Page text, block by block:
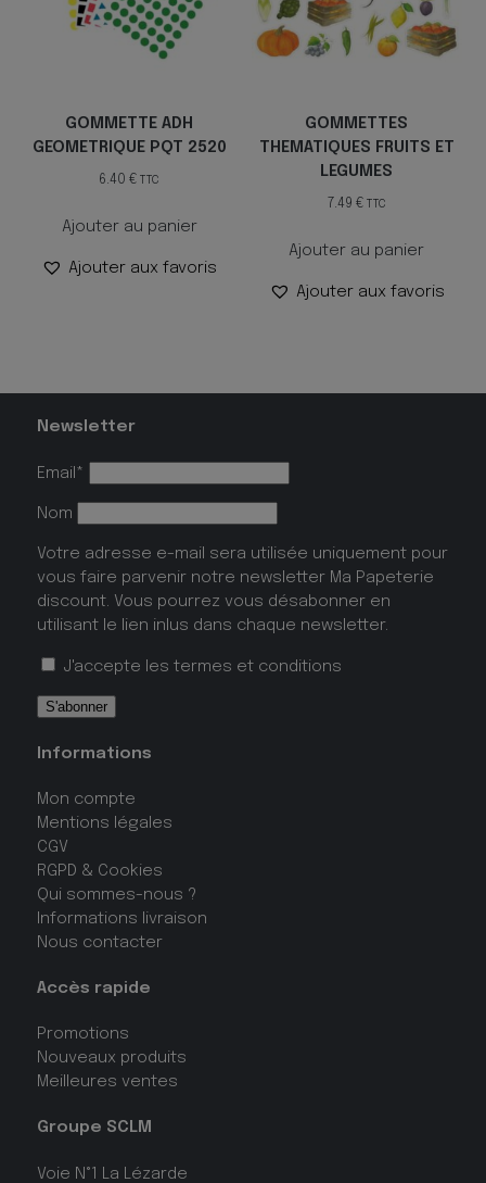
GOMMETTE ADH
GEOMETRIQUE PQT 2520
6.40€ TTC
Ajouter au panier
Ajouter aux favoris
GOMMETTES
THEMATIQUES FRUITS ET
LEGUMES
7.49 € TTC
Ajouter au panier
Ajouter aux favoris
Newsletter
Email*
Nom
Votre adresse e-mail sera utilisée uniquement pour
vous faire parvenir notre newsletter Ma Papeterie
discount. Vous pourrez vous désabonner en
utilisant le lien inlus dans chaque newsletter.
J'accepte les termes et conditions
Informations
Mon compte
Mentions légales
CGV
RGPD & Cookies
Qui sommes-nous ?
Informations livraison
Nous contacter
Accès rapide
Promotions
Nouveaux produits
Meilleures ventes
Groupe SCLM
Voie N°1 La Lézarde